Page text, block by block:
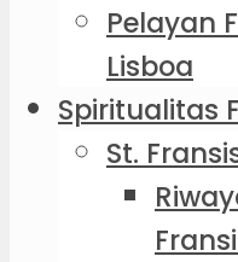
Pelayan
Lisboa
Spiritualitas
St.